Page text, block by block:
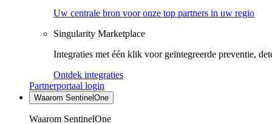
Uw centrale bron voor onze top partners in uw regio
Singularity Marketplace
Integraties met één klik voor geïntegreerde preventie,
Ontdek integraties
Partnerportaal login
Waarom SentinelOne
Waarom SentinelOne